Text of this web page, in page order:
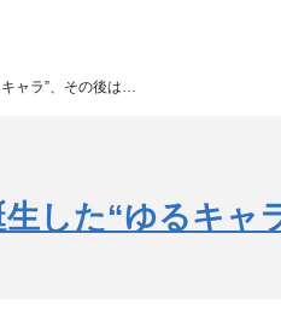
ャラ”、その後は…
した“ゆるキャ